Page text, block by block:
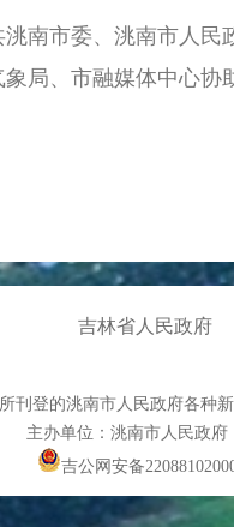
市委、洮南市人民
局、市融媒体中心协
吉林省人民政府
刊登的洮南市人民政府各种
主办单位：洮南市人民政
吉公网安备